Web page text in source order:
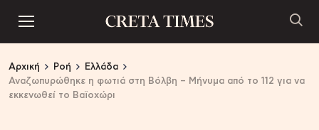
Αρχική Ροή
Ελλάδα
Αναζωπυρώθηκε η φωτιά στη Βόλβη – Μήνυμα από το 112 για να
εκκενωθεί το Βαϊοχώρι